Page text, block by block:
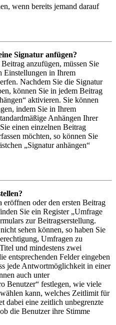
wenn bereits jemand darauf
Signatur anfügen?
anzufügen, müssen Sie
Einstellungen in Ihrem
Nachdem Sie die Signatur
können Sie in jedem Beitrag
aktivieren. Sie können
indem Sie in Ihrem
Anhängen Ihrer
einen einzelnen Beitrag
möchten, so können Sie
„Signatur anhängen“
eröffnen oder den ersten Beitrag
Sie ein Register „Umfrage
zur Beitragserstellung.
sehen können, so haben Sie
Umfragen zu
und mindestens zwei
entsprechenden Felder eingeben
jede Antwortmöglichkeit in einer
auch unter
Benutzer“ festlegen, wie viele
kann, welches Zeitlimit für
dabei eine zeitlich unbegrenzte
die Benutzer ihre Stimme